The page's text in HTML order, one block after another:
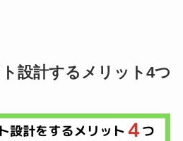
設計するメリット4つ